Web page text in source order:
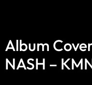
Album
NASH –